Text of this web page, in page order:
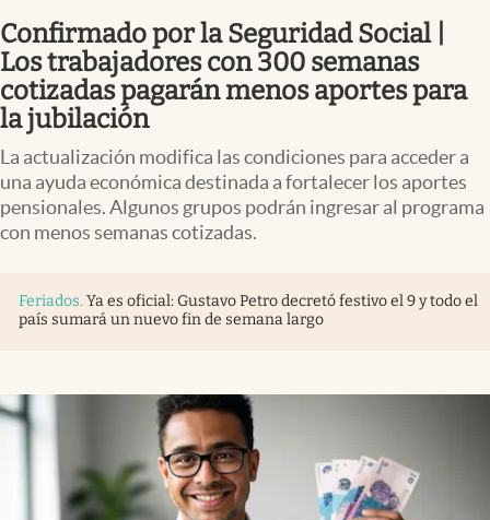
Colombia
Confirmado por la Seguridad Social |
Los trabajadores con 300 semanas
cotizadas pagarán menos aportes para
la jubilación
La actualización modifica las condiciones para acceder a
una ayuda económica destinada a fortalecer los aportes
pensionales. Algunos grupos podrán ingresar al programa
con menos semanas cotizadas.
Feriados. Ya es oficial: Gustavo Petro decretó festivo el 9 y todo el
país sumará un nuevo fin de semana largo